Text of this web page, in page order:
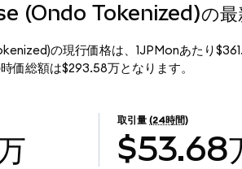
(Ondo Tokenized)の最
の現行価格は、1JPMonあたり
価総額は$293.58万となります。
取引量 (24時間)
$53.68